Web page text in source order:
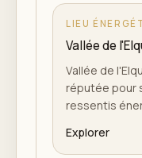
LIEU
Vallée de
Vallée de
réputée pour
ressentis
Explorer